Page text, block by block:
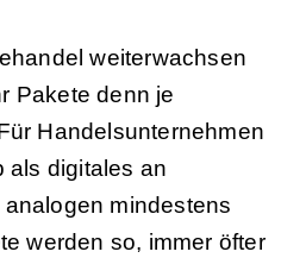
weiterwachsen
Pakete denn je
Handelsunternehmen
als digitales an
mindestens
werden so, immer öfter